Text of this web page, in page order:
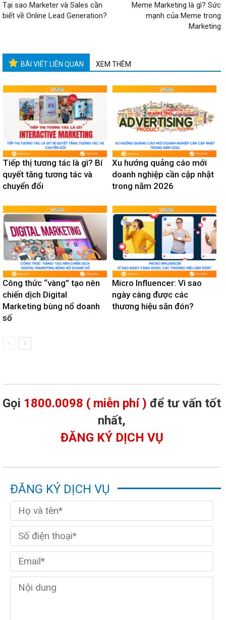
Tại sao Marketer và Sales cần
biết về Online Lead Generation?
Meme Marketing là gì? Sức
mạnh của Meme trong
Marketing
BÀI VIẾT LIÊN QUAN XEM THÊM
Tiếp thị tương tác là gì? Bí
quyết tăng tương tác và
chuyển đổi
Xu hướng quảng cáo mới
doanh nghiệp cần cập nhật
trong năm 2026
Công thức “vàng” tạo nên
chiến dịch Digital
Marketing bùng nổ doanh
số
Micro Influencer: Vì sao
ngày càng được các
thương hiệu săn đón?
Gọi 1800.0098 ( miễn phí ) để tư vấn tốt
nhất,
ĐĂNG KÝ DỊCH VỤ
ĐĂNG KÝ DỊCH VỤ